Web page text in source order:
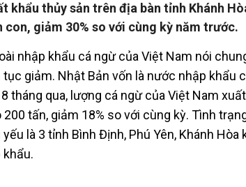
khẩu thủy sản trên địa bàn tỉnh Khánh
giảm 30% so với cùng kỳ năm trước.
nhập khẩu cá ngừ của Việt Nam nói
giảm. Nhật Bản vốn là nước nhập khẩu
tháng qua, lượng cá ngừ của Việt Nam
tấn, giảm 18% so với cùng kỳ. Tình
là 3 tỉnh Bình Định, Phú Yên, Khánh Hòa